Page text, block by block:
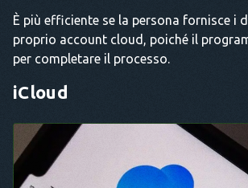
È più efficiente se la persona fornisce i
proprio account cloud, poiché il
per completare il processo.
iCloud